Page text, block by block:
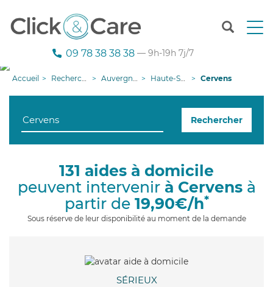
T
n
g
i
09 78 38 38 38 — 9h-19h 7j/7
Accueil Recherche aide à domicile Auvergne-Rhône-Alpes Haute-Savoie Cervens
Rechercher
131 aides à domicile
peuvent intervenir à Cervensà
partir de 19,90€/h*
Sous réserve de leur disponibilité au moment de la demande
SÉRIEUX